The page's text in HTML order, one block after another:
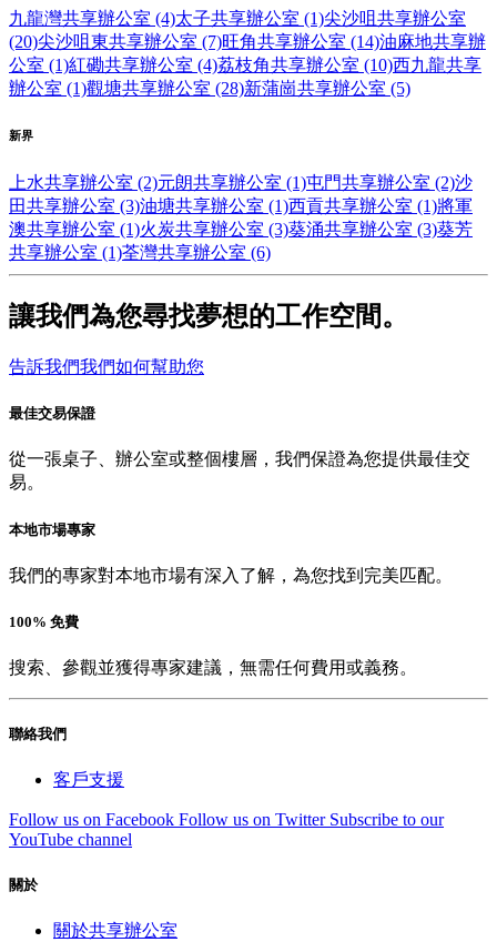
九龍灣共享辦公室 (4)太子共享辦公室 (1)尖沙咀共享辦公室
(20)尖沙咀東共享辦公室 (7)旺角共享辦公室 (14)油麻地共享辦
公室 (1)紅磡共享辦公室 (4)荔枝角共享辦公室 (10)西九龍共享
辦公室 (1)觀塘共享辦公室 (28)新蒲崗共享辦公室 (5)
新界
上水共享辦公室 (2)元朗共享辦公室 (1)屯門共享辦公室 (2)沙
田共享辦公室 (3)油塘共享辦公室 (1)西貢共享辦公室 (1)將軍
澳共享辦公室 (1)火炭共享辦公室 (3)葵涌共享辦公室 (3)葵芳
共享辦公室 (1)荃灣共享辦公室 (6)
讓我們為您尋找夢想的工作空間。
告訴我們我們如何幫助您
最佳交易保證
從一張桌子、辦公室或整個樓層，我們保證為您提供最佳交
易。
本地市場專家
我們的專家對本地市場有深入了解，為您找到完美匹配。
100% 免費
搜索、參觀並獲得專家建議，無需任何費用或義務。
聯絡我們
客戶支援
Follow us on Facebook Follow us on Twitter Subscribe to our
YouTube channel
關於
關於共享辦公室